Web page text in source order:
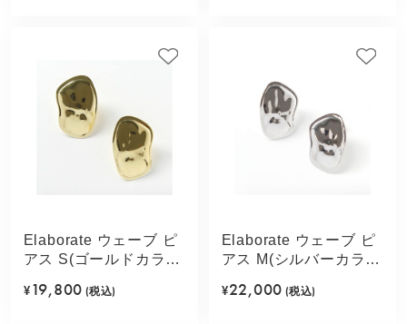
Elaborate ウェーブ ピ
アス S(ゴールドカラ
¥ 19,800 (税込)
Elaborate ウェーブ ピ
アス M(シルバーカラ
¥22,000 (税込)